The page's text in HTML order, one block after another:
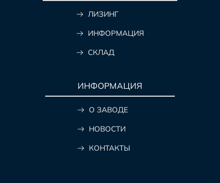
ЛИЗИНГ
ИНФОРМАЦИЯ
СКЛАД
ИНФОРМАЦИЯ
О ЗАВОДЕ
НОВОСТИ
КОНТАКТЫ